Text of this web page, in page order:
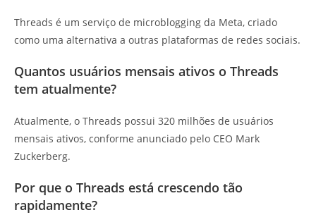
Threads é um serviço de microblogging da Meta, criado
como uma alternativa a outras plataformas de redes sociais.
Quantos usuários mensais ativos o Threads
tem atualmente?
Atualmente, o Threads possui 320 milhões de usuários
mensais ativos, conforme anunciado pelo CEO Mark
Zuckerberg.
Por que o Threads está crescendo tão
rapidamente?